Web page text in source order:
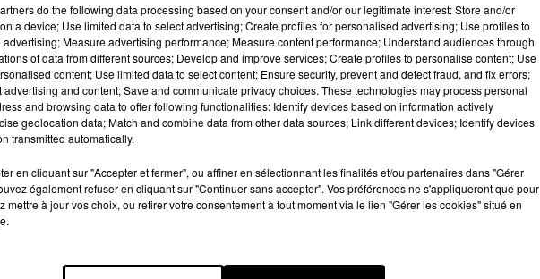
do the following data processing based on your consent and/or our legitimate interest: Store and/or
a device; Use limited data to select advertising; Create profiles for personalised advertising; Use profiles to
Measure advertising performance; Measure content performance; Understand audiences through
of data from different sources; Develop and improve services; Create profiles to personalise content; Use
content; Use limited data to select content; Ensure security, prevent and detect fraud, and fix errors;
advertising and content; Save and communicate privacy choices. These technologies may process personal
and browsing data to offer following functionalities: Identify devices based on information actively
geolocation data; Match and combine data from other data sources; Link different devices; Identify devices
transmitted automatically.
en cliquant sur "Accepter et fermer", ou affiner en sélectionnant les finalités et/ou partenaires dans "Gérer
également refuser en cliquant sur "Continuer sans accepter". Vos préférences ne s'appliqueront que pour
mettre à jour vos choix, ou retirer votre consentement à tout moment via le lien "Gérer les cookies" situé en